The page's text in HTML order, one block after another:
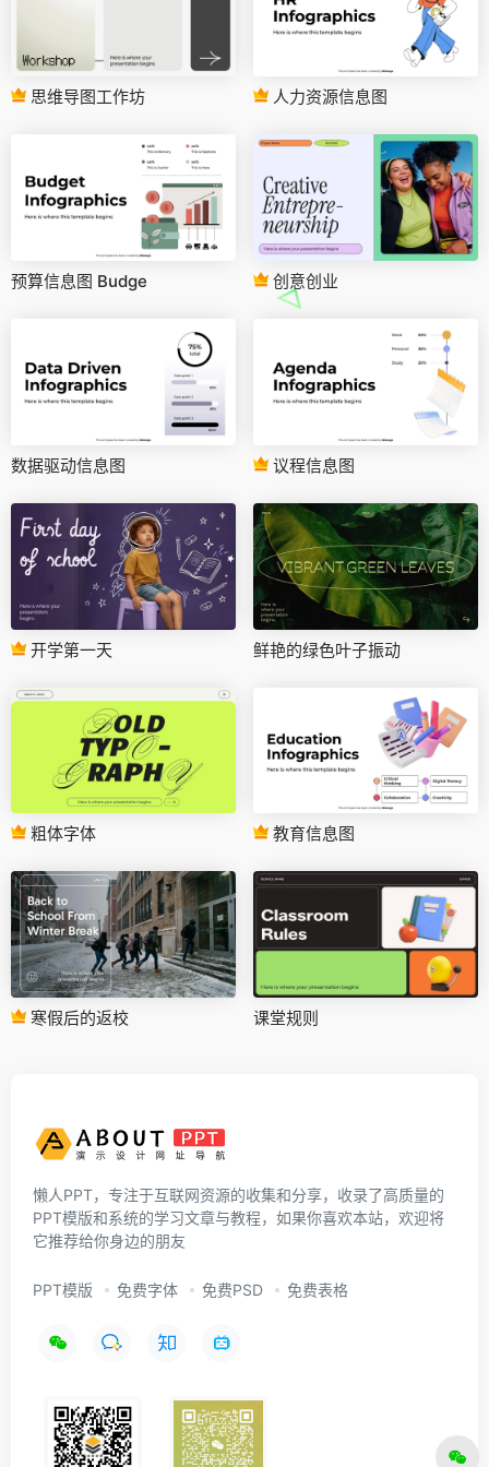
思维导图工作坊 人力资源信息图
预算信息图 Budge 创意创业
数据驱动信息图 议程信息图
开学第一天 鲜艳的绿色叶子振动
粗体字体 教育信息图
寒假后的返校 课堂规则
懒人PPT，专注于互联网资源的收集和分享，收录了高质量的
PPT模版和系统的学习文章与教程，如果你喜欢本站，欢迎将
它推荐给你身边的朋友
PPT模版 免费字体 免费PSD 免费表格